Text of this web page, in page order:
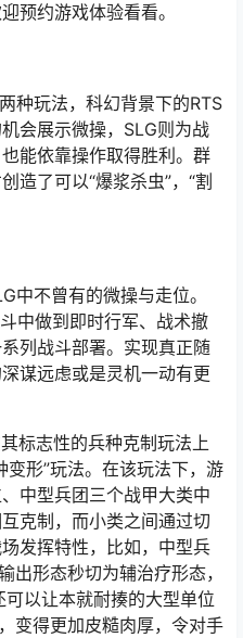
预约游戏体验看看。
种玩法，科幻背景下的RTS
会展示微操，SLG则为战
能依靠操作取得胜利。群
造了可以“爆浆杀虫”，“割
中不曾有的微操与走位。
中做到即时行军、战术撤
列战斗部署。实现真正随
谋远虑或是灵机一动有更
标志性的兵种克制玩法上
形”玩法。在该玩法下，游
中型兵团三个战甲大类中
克制，而小类之间通过切
发挥特性，比如，中型兵
出形态秒切为辅治疗形态，
以让本就耐揍的大型单位
变得更加皮糙肉厚，令对手